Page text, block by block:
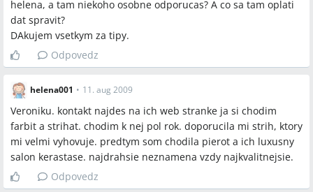
helena, a tam niekoho osobne odporucas? A co sa tam oplati
dat spravit?
DAkujem vsetkym za tipy.
Odpovedz
helena001 • 11. aug 2009
Veroniku. kontakt najdes na ich web stranke ja si chodim
farbit a strihat. chodim k nej pol rok. doporucila mi strih, ktory
mi velmi vyhovuje. predtym som chodila pierot a ich luxusny
salon kerastase. najdrahsie neznamena vzdy najkvalitnejsie.
Odpovedz